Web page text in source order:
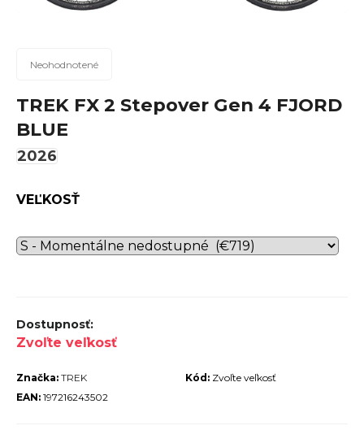
Priemerné
produktu
je
0,0
z
hviezdičiek.
Neohodnotené
TREK FX 2 Stepover Gen 4 FJORD
BLUE
2026
VEĽKOSŤ
Zvoľte veľkosť
Kód: Zvoľte veľkosť
Značka: TREK
EAN: 197216243502
ť
?
p
r
ú